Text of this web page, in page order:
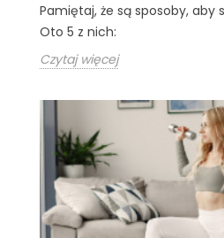
Pamiętaj, że są sposoby, aby
Oto 5 z nich:
Czytaj więcej